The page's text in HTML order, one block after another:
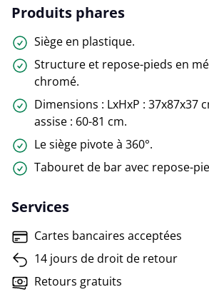
Produits phares
Siège en plastique.
Structure et repose-pieds en
chromé.
Dimensions : LxHxP : 37x87x37
assise : 60-81 cm.
Le siège pivote à 360°.
Tabouret de bar avec repose-
Services
Cartes bancaires acceptées
14 jours de droit de retour
Retours gratuits